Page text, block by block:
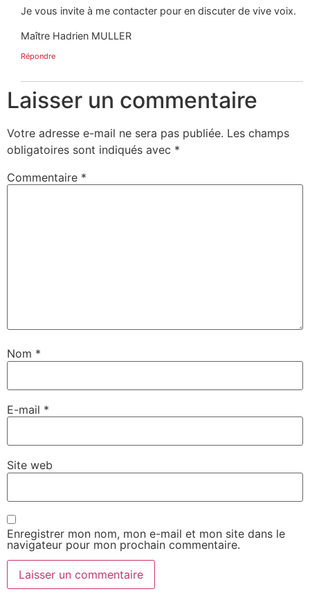
Je vous invite à me contacter pour en discuter de vive voix.
Maître Hadrien MULLER
Répondre
Laisser un commentaire
Votre adresse e-mail ne sera pas publiée. Les champs
obligatoires sont indiqués avec *
Commentaire *
Nom *
E-mail *
Site web
Enregistrer mon nom, mon e-mail et mon site dans le
navigateur pour mon prochain commentaire.